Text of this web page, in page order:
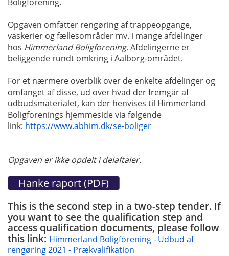
Opgaven omfatter rengøring af trappeopgange,
vaskerier og fællesområder mv. i mange afdelinger
hos Himmerland Boligforening.Afdelingerne er
beliggende rundt omkring i Aalborg-området.
For et nærmere overblik over de enkelte afdelinger og
omfanget af disse, ud over hvad der fremgår af
udbudsmaterialet, kan der henvises til Himmerland
Boligforenings hjemmeside via følgende
link: https://www.abhim.dk/se-boliger
Opgaven er ikke opdelt i delaftaler.
This is the second step in a two-step tender. If
you want to see the qualification step and
access qualification documents, please follow
this link: Himmerland Boligforening - Udbud af
rengøring 2021 - Prækvalifikation